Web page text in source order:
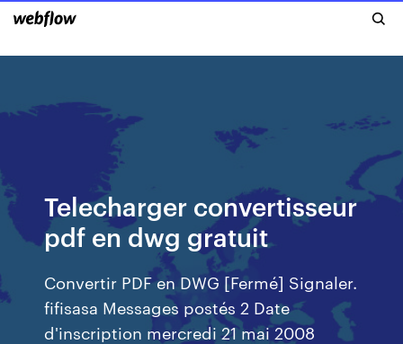
Telecharger convertisseur
pdf en dwg gratuit
Convertir PDF en DWG [Fermé] Signaler.
fifisasa Messages postés 2 Date
d'inscription mercredi 21 mai 2008